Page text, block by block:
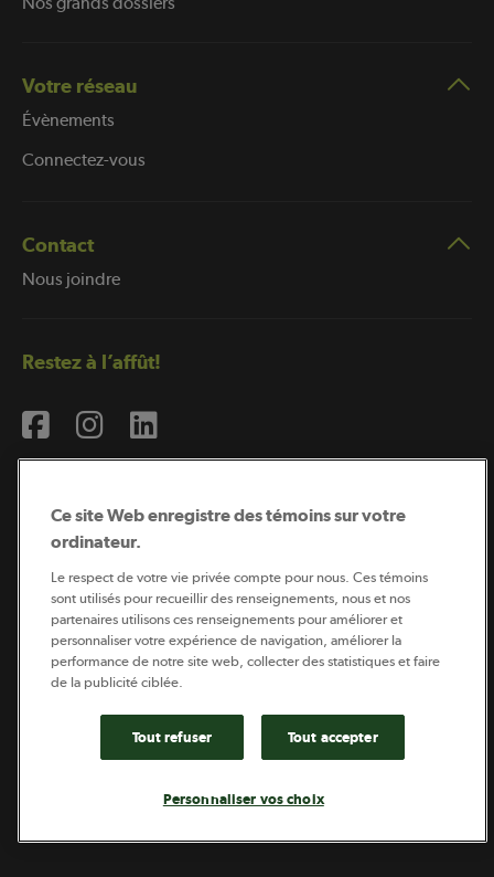
Votre réseau
Évènements
Connectez-vous
Contact
Nous joindre
Restez à l’affût!
Coopérateur est publié par Sollio Groupe Coopératif.
Il est l’outil d’information de la coopération agricole
québécoise.
Ce site Web enregistre des témoins sur votre
ordinateur.
Le respect de votre vie privée compte pour nous. Ces témoins
sont utilisés pour recueillir des renseignements, nous et nos
partenaires utilisons ces renseignements pour améliorer et
personnaliser votre expérience de navigation, améliorer la
performance de notre site web, collecter des statistiques et faire
de la publicité ciblée.
Tout refuser Tout accepter
Personnaliser vos choix